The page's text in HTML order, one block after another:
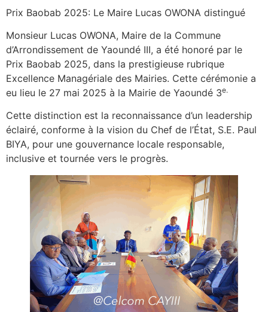
Prix Baobab 2025: Le Maire Lucas OWONA distingué
Monsieur Lucas OWONA, Maire de la Commune
d’Arrondissement de Yaoundé III, a été honoré par le
Prix Baobab 2025, dans la prestigieuse rubrique
Excellence Managériale des Mairies. Cette cérémonie a
eu lieu le 27 mai 2025 à la Mairie de Yaoundé 3e.
Cette distinction est la reconnaissance d’un leadership
éclairé, conforme à la vision du Chef de l’État, S.E. Paul
BIYA, pour une gouvernance locale responsable,
inclusive et tournée vers le progrès.